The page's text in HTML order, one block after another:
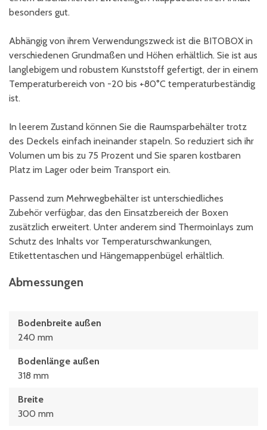
besonders gut.
Abhängig von ihrem Verwendungszweck ist die BITOBOX in
verschiedenen Grundmaßen und Höhen erhältlich. Sie ist aus
langlebigem und robustem Kunststoff gefertigt, der in einem
Temperaturbereich von -20 bis +80°C temperaturbeständig
ist.
In leerem Zustand können Sie die Raumsparbehälter trotz
des Deckels einfach ineinander stapeln. So reduziert sich ihr
Volumen um bis zu 75 Prozent und Sie sparen kostbaren
Platz im Lager oder beim Transport ein.
Passend zum Mehrwegbehälter ist unterschiedliches
Zubehör verfügbar, das den Einsatzbereich der Boxen
zusätzlich erweitert. Unter anderem sind Thermoinlays zum
Schutz des Inhalts vor Temperaturschwankungen,
Etikettentaschen und Hängemappenbügel erhältlich.
Abmessungen
Bodenbreite außen
240 mm
Bodenlänge außen
318 mm
Breite
300 mm